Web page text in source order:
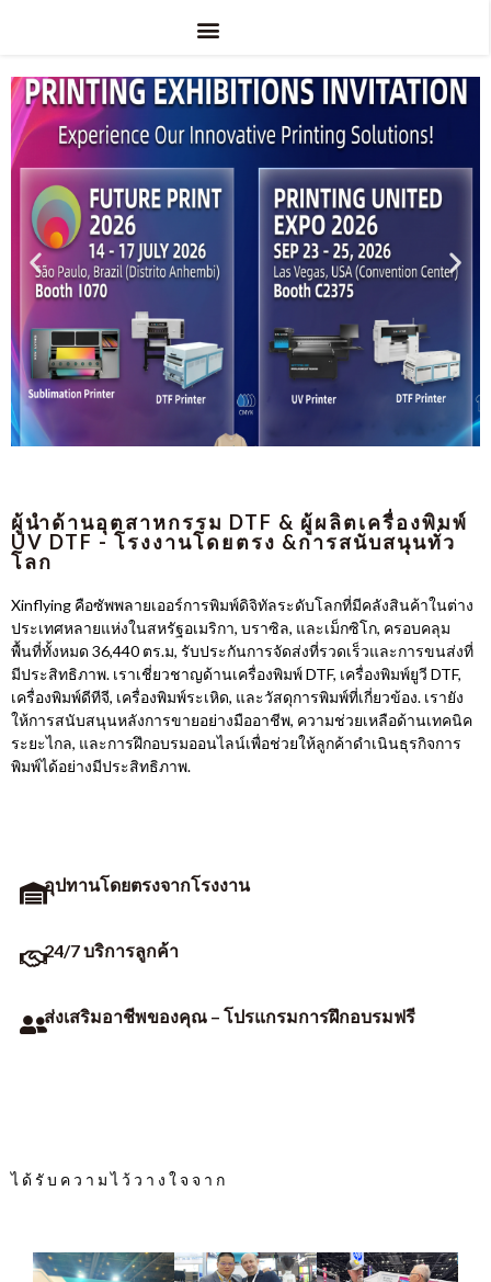
ผู้นำด้านอุตสาหกรรม DTF & ผู้ผลิตเครื่องพิมพ์
UV DTF - โรงงานโดยตรง &การสนับสนุนทั่ว
โลก
Xinflying คือซัพพลายเออร์การพิมพ์ดิจิทัลระดับโลกที่มีคลังสินค้าในต่าง
ประเทศหลายแห่งในสหรัฐอเมริกา, บราซิล, และเม็กซิโก, ครอบคลุม
พื้นที่ทั้งหมด 36,440 ตร.ม, รับประกันการจัดส่งที่รวดเร็วและการขนส่งที่
มีประสิทธิภาพ. เราเชี่ยวชาญด้านเครื่องพิมพ์ DTF, เครื่องพิมพ์ยูวี DTF,
เครื่องพิมพ์ดีทีจี, เครื่องพิมพ์ระเหิด, และวัสดุการพิมพ์ที่เกี่ยวข้อง. เรายัง
ให้การสนับสนุนหลังการขายอย่างมืออาชีพ, ความช่วยเหลือด้านเทคนิค
ระยะไกล, และการฝึกอบรมออนไลน์เพื่อช่วยให้ลูกค้าดำเนินธุรกิจการ
พิมพ์ได้อย่างมีประสิทธิภาพ.
อุปทานโดยตรงจากโรงงาน
24/7 บริการลูกค้า
ส่งเสริมอาชีพของคุณ – โปรแกรมการฝึกอบรมฟรี
ได้รับความไว้วางใจจาก